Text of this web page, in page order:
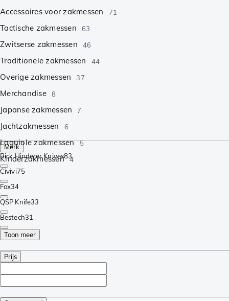
Accessoires voor zakmessen 71
Tactische zakmessen 63
Zwitserse zakmessen 46
Traditionele zakmessen 44
Overige zakmessen 37
Merchandise 8
Japanse zakmessen 7
Jachtzakmessen 6
Laguiole zakmessen 5
Kinderzakmessen 4
Merk
Rick Hinderer Knives83
Civivi75
Fox34
QSP Knife33
Bestech31
Toon meer
Prijs